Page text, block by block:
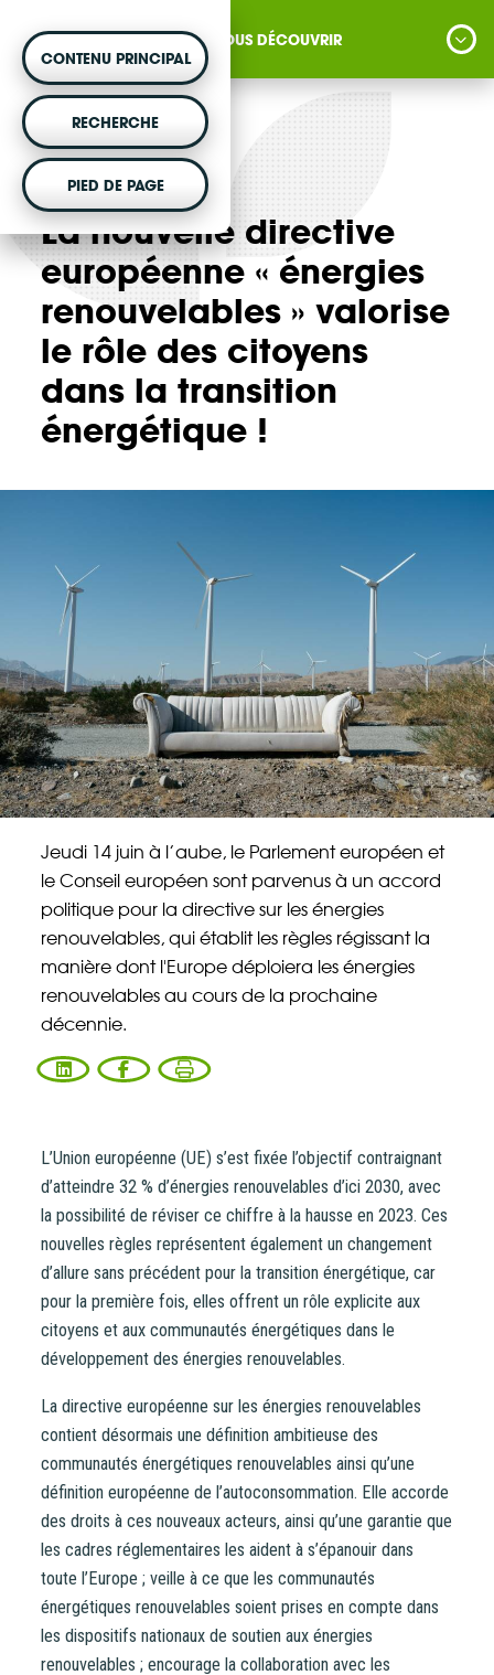
CONTENU PRINCIPAL
RECHERCHE
PIED DE PAGE
MONTER UN PROJET
Vous souhaitez être accompagné dans votre
projet d'énergie renouvelable citoyenne ?
VOTRE ARGENT AGIT
Vous souhaitez placer votre épargne au
service de la transition énergétique ?
de production d'énergie renouvelable qui
associent les habitants et acteurs de leur
territoire.
ABONNEZ-VOUS À NOS NEWSLETTERS
Court-circuit EnRoute
Chaque mois, suivez l'actualité pour bien
comprendre les enjeux de l'énergie citoyenne, et
découvrez les nouveaux projets !
Votre email Valider
NOUS DÉCOUVRIR
Actualités 4 juillet 2018
La nouvelle directive
européenne « énergies
renouvelables » valorise
le rôle des citoyens
dans la transition
énergétique !
Jeudi 14 juin à l’aube, le Parlement européen et
le Conseil européen sont parvenus à un accord
politique pour la directive sur les énergies
renouvelables, qui établit les règles régissant la
manière dont l'Europe déploiera les énergies
renouvelables au cours de la prochaine
décennie.
L’Union européenne (UE) s’est fixée l’objectif contraignant
d’atteindre 32 % d’énergies renouvelables d’ici 2030, avec
la possibilité de réviser ce chiffre à la hausse en 2023. Ces
nouvelles règles représentent également un changement
d’allure sans précédent pour la transition énergétique, car
pour la première fois, elles offrent un rôle explicite aux
citoyens et aux communautés énergétiques dans le
développement des énergies renouvelables.
La directive européenne sur les énergies renouvelables
contient désormais une définition ambitieuse des
communautés énergétiques renouvelables ainsi qu’une
définition européenne de l’autoconsommation. Elle accorde
des droits à ces nouveaux acteurs, ainsi qu’une garantie que
les cadres réglementaires les aident à s’épanouir dans
toute l’Europe ; veille à ce que les communautés
énergétiques renouvelables soient prises en compte dans
les dispositifs nationaux de soutien aux énergies
renouvelables ; encourage la collaboration avec les
Vous entrez sur notre plateforme de souscription
CoopHub
Coophub est la plateforme sécurisée de souscription
développée par Énergie Partagée. Elle vous permet
d’acheter vos actions Énergie Partagée et d’accéder à
votre espace personnel d’actionnaire.
La souscription à Énergie Partagée comporte un risque de
perte totale ou partielle du capital investi. Pour bien
appréhender ces risques et le modèle d’investissement